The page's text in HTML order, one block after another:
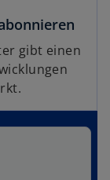
gibt einen